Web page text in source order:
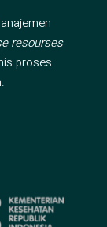
resourses
proses